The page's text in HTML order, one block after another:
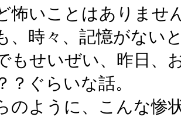
怖いことはありませ
、時々、記憶がない
もせいぜい、昨日、
？ぐらいな話。
のように、こんな惨